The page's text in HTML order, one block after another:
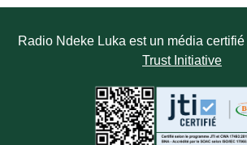
Radio Ndeke Luka est un média certifié
Trust Initiative